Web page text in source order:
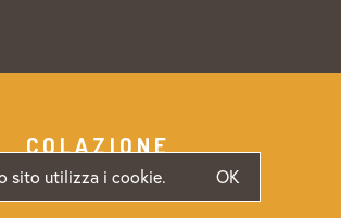
COLAZIONE
OK
sito utilizza i cookie.